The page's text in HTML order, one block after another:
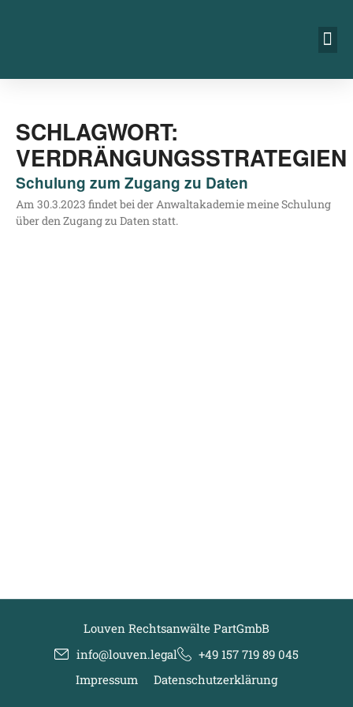
SCHLAGWORT:
VERDRÄNGUNGSSTRATEGIEN
Schulung zum Zugang zu Daten
Am 30.3.2023 fin­det bei der Anwalt­aka­de­mie mei­ne Schu­lung
über den Zugang zu Daten statt.
Louven Rechtsanwälte PartGmbB
info@louven.legal
+49 157 719 89 045
Impressum
Datenschutzerklärung